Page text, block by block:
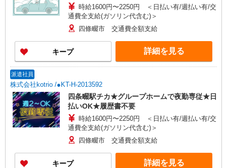
時給1600円〜2250円 ＜日払い有/週払い有/交
通費全支給(ガソリン代含む)＞
四條畷市 交通費全額支給
キープ 詳細を見る
派遣社員
株式会社kotrio /●KT-H-2013592
四条畷駅チカ★グループホームで夜勤専従★日
払いOK★履歴書不要
時給1600円〜2250円 ＜日払い有/週払い有/交
通費全支給(ガソリン代含む)＞
四條畷市 交通費全額支給
キープ 詳細を見る